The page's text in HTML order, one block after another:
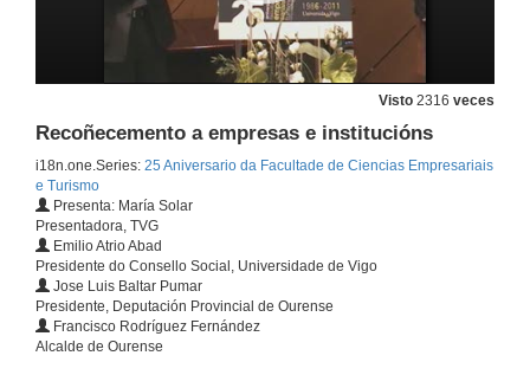
Visto 2316 veces
Recoñecemento a empresas e institucións
i18n.one.Series: 25 Aniversario da Facultade de Ciencias Empresariais
e Turismo
Presenta: María Solar
Presentadora, TVG
Emilio Atrio Abad
Presidente do Consello Social, Universidade de Vigo
Jose Luis Baltar Pumar
Presidente, Deputación Provincial de Ourense
Francisco Rodríguez Fernández
Alcalde de Ourense
8 de abr. de 2011
8 de abr. de 2011
Discurso